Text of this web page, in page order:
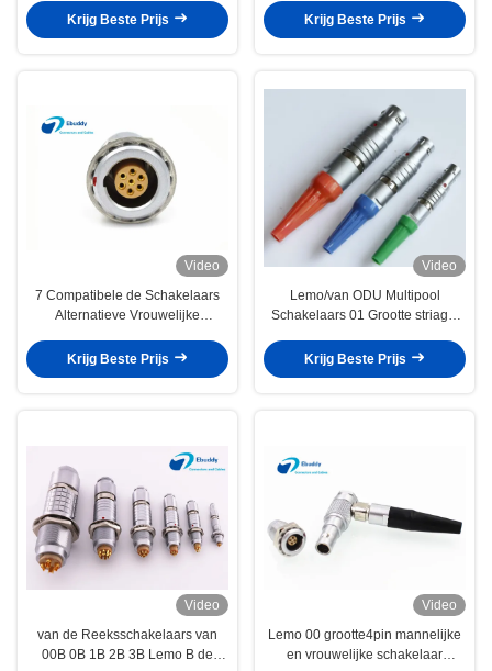
Mannelijke Schakelaar
Krijg Beste Prijs
FGA.1B.302.CLAD van Lemo B
Krijg Beste Prijs
Video
7 Compatibele de Schakelaars
Alternatieve Vrouwelijke
van speldlemo
Krijg Beste Prijs
Video
Lemo/van ODU Multipool
Schakelaars 01 Grootte striaght
FGG.0B.305/S20L0C-P05MFG0
Krijg Beste Prijs
Video
van de Reeksschakelaars van
00B 0B 1B 2B 3B Lemo B de
Video
Lemo 00 grootte4pin mannelijke
en vrouwelijke schakelaar